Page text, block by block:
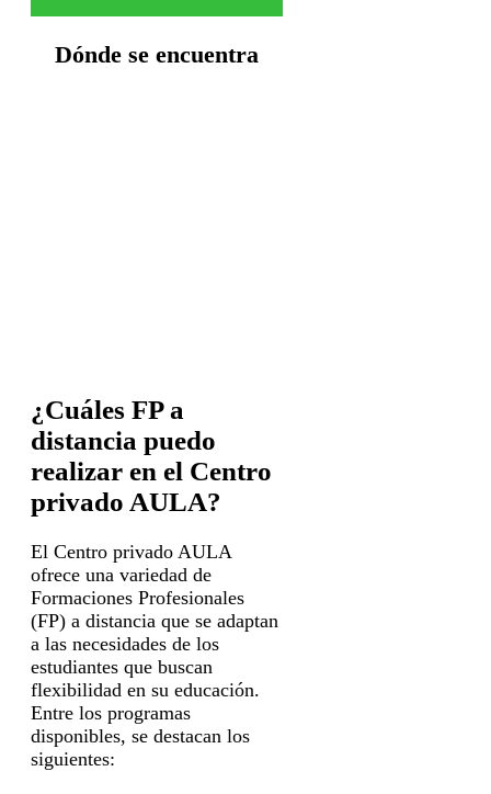
Dónde se encuentra
¿Cuáles FP a
distancia puedo
realizar en el Centro
privado AULA?
El Centro privado AULA
ofrece una variedad de
Formaciones Profesionales
(FP) a distancia que se adaptan
a las necesidades de los
estudiantes que buscan
flexibilidad en su educación.
Entre los programas
disponibles, se destacan los
siguientes: